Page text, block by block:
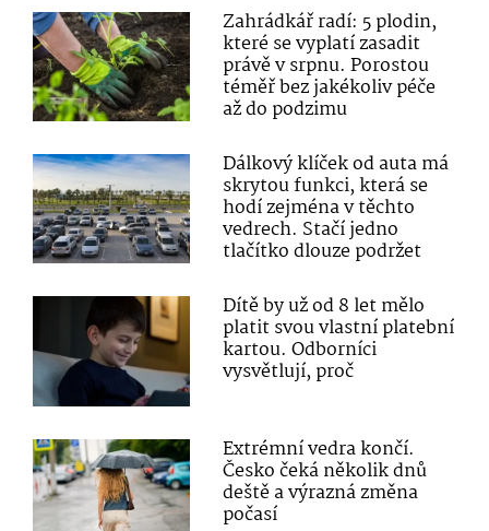
Zahrádkář radí: 5 plodin,
které se vyplatí zasadit
právě v srpnu. Porostou
téměř bez jakékoliv péče
až do podzimu
Dálkový klíček od auta má
skrytou funkci, která se
hodí zejména v těchto
vedrech. Stačí jedno
tlačítko dlouze podržet
Dítě by už od 8 let mělo
platit svou vlastní platební
kartou. Odborníci
vysvětlují, proč
Extrémní vedra končí.
Česko čeká několik dnů
deště a výrazná změna
počasí